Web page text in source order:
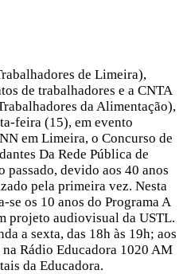
de Limeira),
de trabalhadores e a CNTA
da Alimentação),
feira (15), em evento
em Limeira, o Concurso de
Da Rede Pública de
devido aos 40 anos
pela primeira vez. Nesta
os 10 anos do Programa A
projeto audiovisual da USTL.
a sexta, das 18h às 19h; aos
Rádio Educadora 1020 AM
da Educadora.